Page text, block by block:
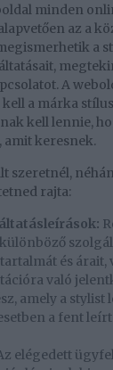
minden
az a
a
A
a márka
kell lennie,
keresnek.
szeretnél,
rajta:
és
való
amely a
a fent
elégedett